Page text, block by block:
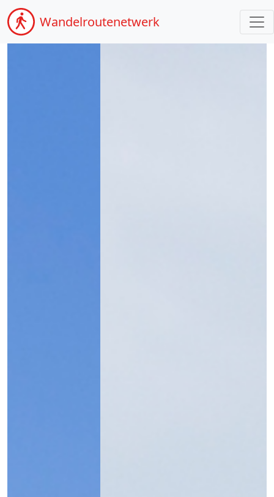
Wandelroutenetwerk